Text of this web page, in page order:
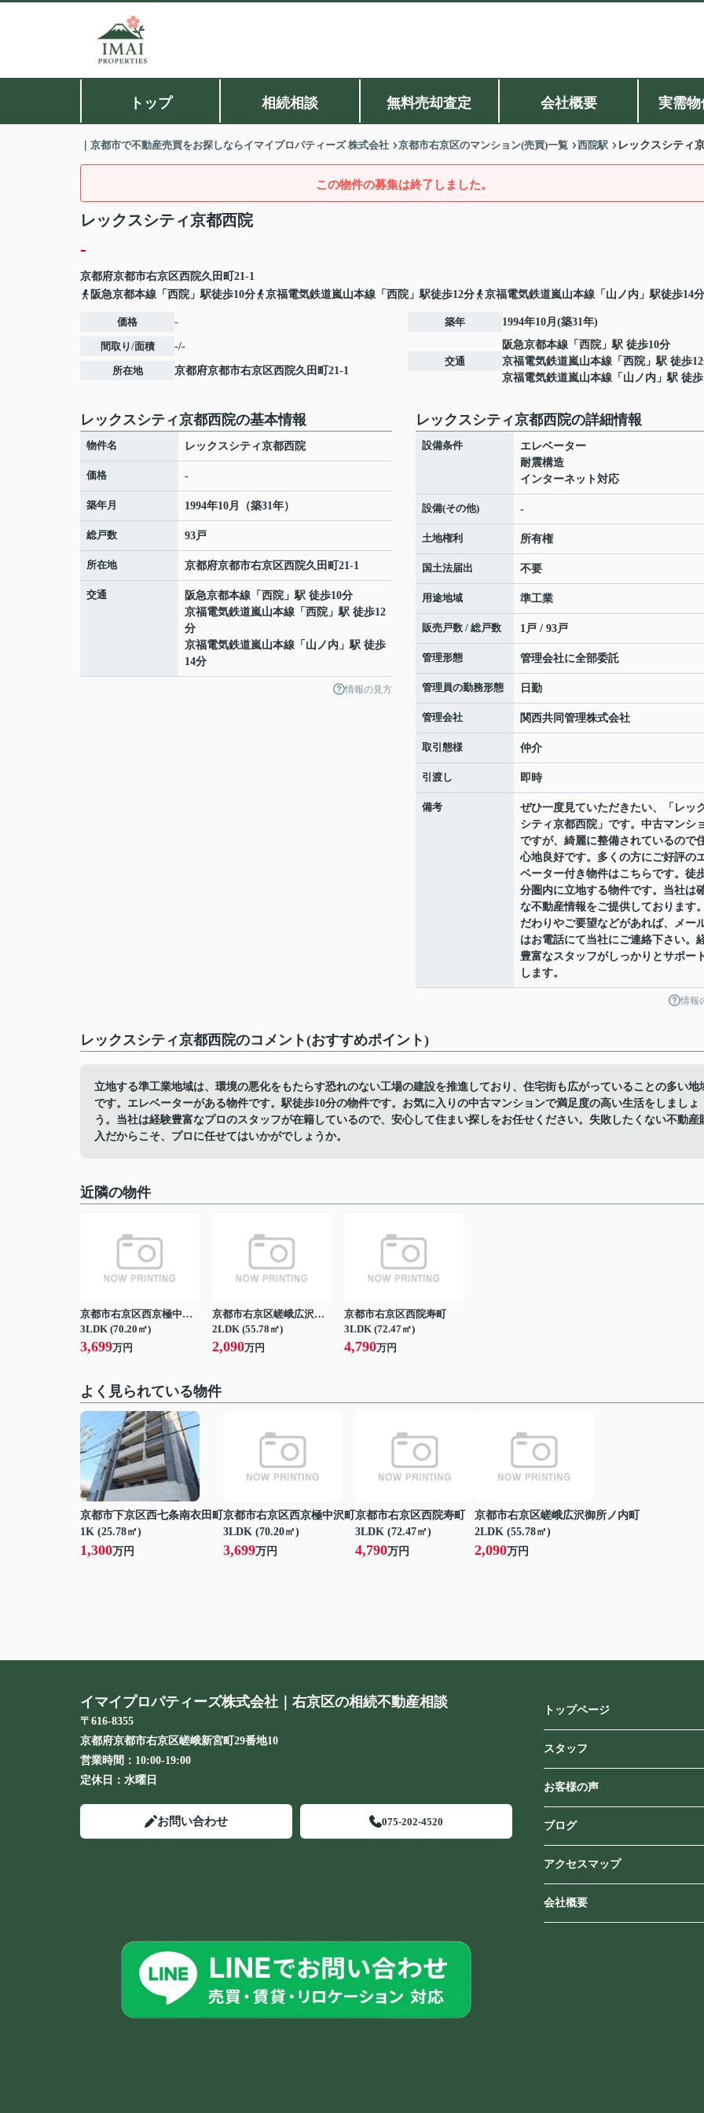
トップ 相続相談 無料売却査定 会社概要 実需
｜京都市で不動産売買をお探しならイマイプロパティーズ 株式会社 京都市右京区のマンション(売買)一覧 西院駅 レックスシティ
この物件の募集は終了しました。
レックスシティ京都西院
-
京都府京都市右京区西院久田町 21-1
阪急京都本線「西院」駅徒歩10分
京福電気鉄道嵐山本線「西院」駅徒歩12分 京福電気鉄道嵐山本線「山ノ内」駅徒歩14分
価格 -
間取り/面積 -/-
所在地 京都府京都市右京区西院久田町 21-1
築年 1994年10月(築31年)
交通
阪急京都本線 「 西院 」駅 徒歩10分
京福電気鉄道嵐山本線 「 西院 」駅 徒歩
京福電気鉄道嵐山本線 「 山ノ内 」駅 徒
レックスシティ京都西院の基本情報
物件名 レックスシティ京都西院
価格 -
築年月 1994年10月（築31年）
総戸数 93戸
所在地 京都府京都市右京区西院久田町 21-1
交通 阪急京都本線 「 西院 」駅 徒歩10分
京福電気鉄道嵐山本線 「 西院 」駅 徒歩12
分
京福電気鉄道嵐山本線 「 山ノ内 」駅 徒歩
14分
情報の見方
レックスシティ京都西院の詳細情報
設備条件
エレベーター
耐震構造
インターネット対応
設備(その他) -
土地権利 所有権
国土法届出 不要
用途地域 準工業
販売戸数 / 総戸数 1戸 / 93戸
管理形態 管理会社に全部委託
管理員の勤務形態 日勤
管理会社 関西共同管理株式会社
取引態様 仲介
引渡し 即時
備考
ぜひ一度見ていただきたい、「レッ
シティ京都西院」です。中古マンシ
ですが、綺麗に整備されているので
心地良好です。多くの方にご好評の
ベーター付き物件はこちらです。徒
分圏内に立地する物件です。当社は
な不動産情報をご提供しております
だわりやご要望などがあれば、メー
はお電話にて当社にご連絡下さい。
豊富なスタッフがしっかりとサポー
します。
情報
レックスシティ京都西院のコメント(おすすめポイント)
立地する準工業地域は、環境の悪化をもたらす恐れのない工場の建設を推進しており、住宅街も広がっていることの多い地
です。エレベーターがある物件です。駅徒歩10分の物件です。お気に入りの中古マンションで満足度の高い生活をしましょ
う。当社は経験豊富なプロのスタッフが在籍しているので、安心して住まい探しをお任せください。失敗したくない不動産
入だからこそ、プロに任せてはいかがでしょうか。
近隣の物件
京都市右京区西京極中沢町
3LDK (70.20㎡)
3,699万円
京都市右京区嵯峨広沢御所ノ内町
2LDK (55.78㎡)
2,090万円
京都市右京区西院寿町
3LDK (72.47㎡)
4,790万円
よく見られている物件
京都市下京区西七条南衣田町
1K (25.78㎡)
1,300万円
京都市右京区西京極中沢町
3LDK (70.20㎡)
3,699万円
京都市右京区西院寿町
3LDK (72.47㎡)
4,790万円
京都市右京区嵯峨広沢御所ノ内町
2LDK (55.78㎡)
2,090万円
イマイプロパティーズ株式会社｜右京区の相続不動産相談
〒616-8355
京都府京都市右京区嵯峨新宮町29番地10
営業時間： 10:00-19:00
定休日： 水曜日
お問い合わせ 075-202-4520
トップページ
スタッフ
お客様の声
ブログ
アクセスマップ
会社概要